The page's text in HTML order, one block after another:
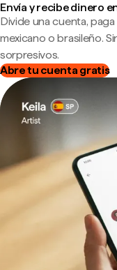
Envía y recibe dinero
Divide una cuenta,
mexicano o brasileño.
sorpresivos.
Abre tu cuenta gratis